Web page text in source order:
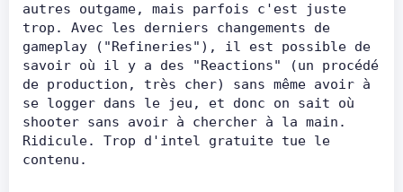
autres outgame, mais parfois c'est juste
trop. Avec les derniers changements de
gameplay ("Refineries"), il est possible de
savoir où il y a des "Reactions" (un procédé
de production, très cher) sans même avoir à
se logger dans le jeu, et donc on sait où
shooter sans avoir à chercher à la main.
Ridicule. Trop d'intel gratuite tue le
contenu.